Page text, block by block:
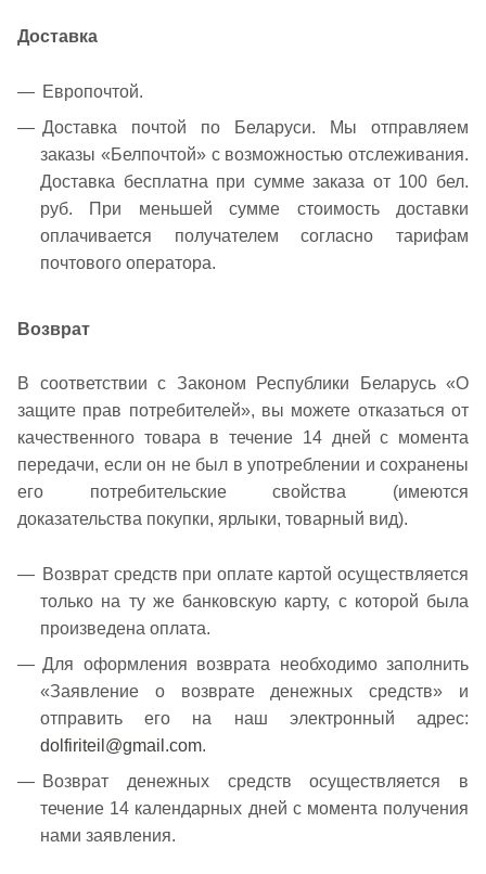
Доставка
Европочтой.
Доставка почтой по Беларуси. Мы отправляем
заказы «Белпочтой» с возможностью отслеживания.
Доставка бесплатна при сумме заказа от 100 бел.
руб. При меньшей сумме стоимость доставки
оплачивается получателем согласно тарифам
почтового оператора.
Возврат
В соответствии с Законом Республики Беларусь «О
защите прав потребителей», вы можете отказаться от
качественного товара в течение 14 дней с момента
передачи, если он не был в употреблении и сохранены
его потребительские свойства (имеются
доказательства покупки, ярлыки, товарный вид).
Возврат средств при оплате картой осуществляется
только на ту же банковскую карту, с которой была
произведена оплата.
Для оформления возврата необходимо заполнить
«Заявление о возврате денежных средств» и
отправить его на наш электронный адрес:
dolfiriteil@gmail.com.
Возврат денежных средств осуществляется в
течение 14 календарных дней с момента получения
нами заявления.